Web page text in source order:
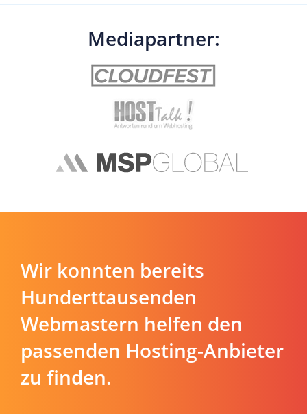
Mediapartner:
Wir konnten bereits
Hunderttausenden
Webmastern helfen den
passenden Hosting-Anbieter
zu finden.